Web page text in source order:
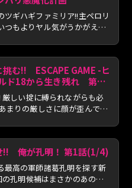
ギハギファミリア!!主ペロリ
つもよりヤル気がうかがえる
む!! ESCAPE GAME -ヒ
ド18から生き残れ 第43
しい掟に縛られながらも必
まりの厳しさに顔が歪んで
勝利に導く本物の孔明を探せ!! 俺が孔明！ 第1話(1/4)
最高の軍師諸葛孔明を探す新
孔明候補はまさかのあの人!!